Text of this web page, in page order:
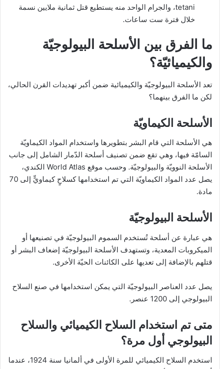
tetani، والجرام الواحد منه يستطيع قتل ثمانية ملايين نسمة
خلال فترة ست ساعات.
ما الفرق بين الأسلحة البيولوجيّة
والكيميائيّة؟
تعد الأسلحة البيولوجيّة والكيميائية ضمن أكبر تهديدات القرن الحالي،
لكن ما الفرق بينهما؟
الأسلحة الكيماويّة
هي الأسلحة التي قام البشر بتطويرها واستخدام المواد الكيماويّة
السامّة فيها، وهي تقع ضمن تصنيف أسلحة الدّمار الشامل إلى جانب
الأسلحة النوويّة والبيولوجيّة. وحسب موقع World Atlas الكندي،
يصل عدد المواد الكيماويّة التي تم استخدامها كسلاحٍ كيماويٍّ إلى 70
مادة.
الأسلحة البيولوجيّة
هي عبارة عن أسلحة تُستخدم السموم البيولوجيّة في تصنيعها أو
الميكروبات المعدية، وتستهدف الأسلحة البيولوجيّة إضعاف البشر أو
قتلهم بالإضافة إلى تعديها على الكائنات الحيّة الأخرى.
يصل عدد العناصر البيولوجيّة التي يمكن استخدامها في صنع السلاح
البيولوجي إلى 1200 عنصر.
متى تم استخدام السلاح الكيميائي والسلاح
البيولوجي أول مرة؟
استخدم السلاح الكيميائي للمرة الأولى في ألمانيا سنة 1924، عندما